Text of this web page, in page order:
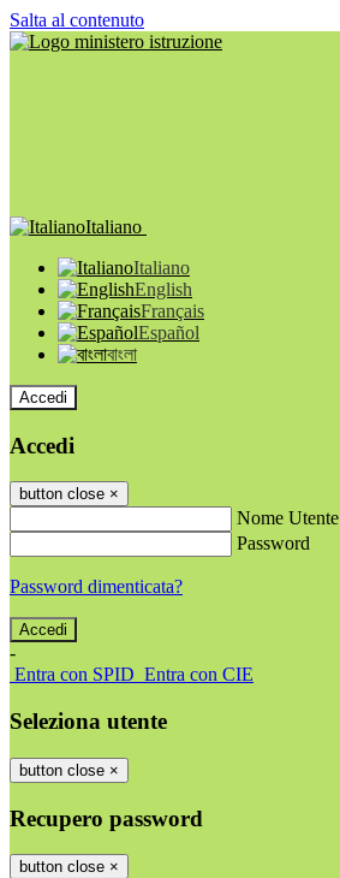
Salta al contenuto
Italiano
Italiano
English
Français
Español
বাংলা
Accedi
Accedi
button close ×
Nome Utente
Password
Password dimenticata?
-
Entra con SPID Entra con CIE
Seleziona utente
button close ×
Recupero password
button close ×